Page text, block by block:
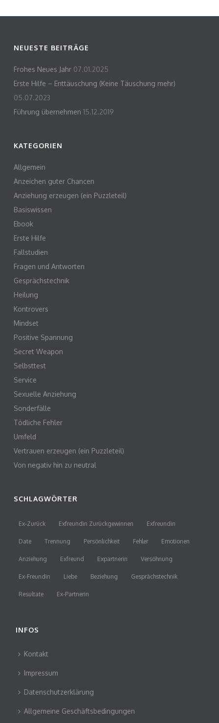
NEUESTE BEITRÄGE
Frohes Neues Jahr 07.01.2025
Erste Hilfe – Enttäuschung (Keine Täuschung mehr)
05.07.2023
Führung übernehmen 15.12.2019
KATEGORIEN
Allgemein
Anzeichen guter Chancen
Anziehung erzeugen (ein Puzzleteil)
Basiswissen
Ebook
Erste Hilfe
Fallstudien
Fragen und Antworten
Gesprächstechnik
Heilung
Kontrovers
Mindset
Positive Spannung
Secret Weapon
Selbsttest
Service
Sexuelle Anziehung
Sonderfälle
Tödliche Fehler
Umfeld
Vertrauen erzeugen (ein Puzzleteil)
Von negativ hin zu neutral
SCHLAGWÖRTER
Ex-Zurück Exfreundin Zurückgewinnen Exfreundin
Date Trennung Persönlichkeit Fehler Emotionen
Anziehung Exfreund Expartnerin Versöhnung
Ex-Freundin Liebe Beziehung Gesprächstechnik
Resultate Ex-Partnerin
INFOS
Kontakt
Impressum
Datenschutzerklärung
Allgemeine Geschäftsbedingungen